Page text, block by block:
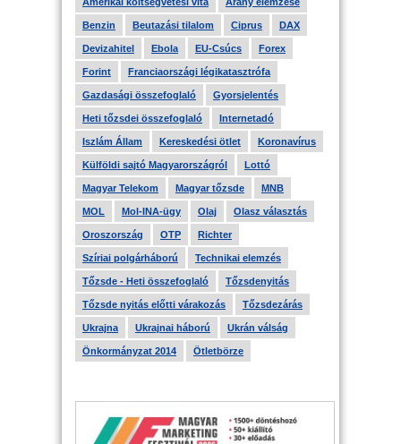
Benzin Beutazási tilalom Ciprus DAX
Devizahitel Ebola EU-Csúcs Forex
Forint Franciaországi légikatasztrófa
Gazdasági összefoglaló Gyorsjelentés
Heti tőzsdei összefoglaló Internetadó
Iszlám Állam Kereskedési ötlet Koronavírus
Külföldi sajtó Magyarországról Lottó
Magyar Telekom Magyar tőzsde MNB
MOL Mol-INA-ügy Olaj Olasz választás
Oroszország OTP Richter
Szíriai polgárháború Technikai elemzés
Tőzsde - Heti összefoglaló Tőzsdenyitás
Tőzsde nyitás előtti várakozás Tőzsdezárás
Ukrajna Ukrajnai háború Ukrán válság
Önkormányzat 2014 Ötletbörze